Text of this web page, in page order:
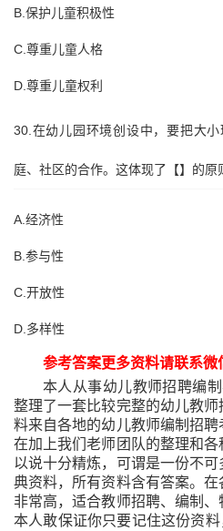
B.保护儿童积极性
C.尊重儿童人格
D.尊重儿童权利
30.在幼儿园环境创设中，要把大
庭、社区的合作。这体现了【】的原
A.经济性
B.参与性
C.开放性
D.多样性
参考答案更多资料请联系微
本人从事幼儿教师招聘编
整理了一套比较完整的幼儿教
料来自各地的幼儿教师编制招聘
在加上我们老师团队的整理和
以说十分精炼，可谓是一份不
典资料，所有资料含有答案。
非常高，适合教师招聘、编制、
本人敢保证你只要记住这份资